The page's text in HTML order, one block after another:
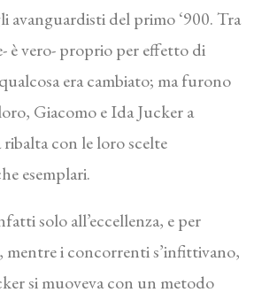
avanguardisti del primo ‘900. Tra
è vero- proprio per effetto di
era cambiato; ma furono
Giacomo e Ida Jucker a
con le loro scelte
esemplari.
solo all’eccellenza, e per
mentre i concorrenti s’infittivano,
si muoveva con un metodo